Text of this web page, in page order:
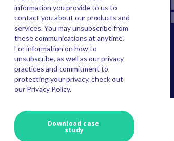
information you provide to us to
contact you about our products and
services. You may unsubscribe from
these communications at anytime.
For information on how to
unsubscribe, as well as our privacy
practices and commitment to
protecting your privacy, check out
our Privacy Policy.